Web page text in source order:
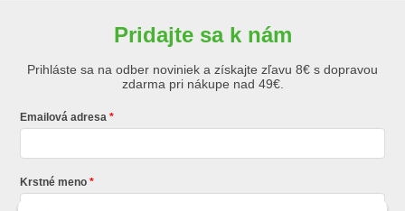
Pridajte sa k nám
Prihláste sa na odber noviniek a získajte zľavu 8€ s dopravou
zdarma pri nákupe nad 49€.
Emailová adresa
Krstné meno